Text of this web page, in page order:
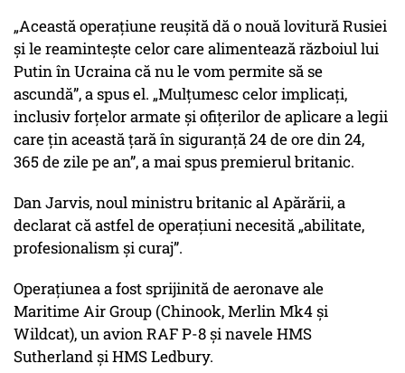
„Această operațiune reușită dă o nouă lovitură Rusiei
și le reamintește celor care alimentează războiul lui
Putin în Ucraina că nu le vom permite să se
ascundă”, a spus el. „Mulțumesc celor implicați,
inclusiv forțelor armate și ofițerilor de aplicare a legii
care țin această țară în siguranță 24 de ore din 24,
365 de zile pe an”, a mai spus premierul britanic.
Dan Jarvis, noul ministru britanic al Apărării, a
declarat că astfel de operațiuni necesită „abilitate,
profesionalism și curaj”.
Operațiunea a fost sprijinită de aeronave ale
Maritime Air Group (Chinook, Merlin Mk4 și
Wildcat), un avion RAF P-8 și navele HMS
Sutherland și HMS Ledbury.